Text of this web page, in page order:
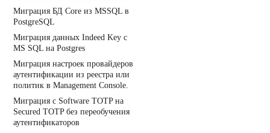
Миграция БД Core из MSSQL в
PostgreSQL
Миграция данных Indeed Key с
MS SQL на Postgres
Миграция настроек провайдеров
аутентификации из реестра или
политик в Management Console.
Миграция с Software TOTP на
Secured TOTP без переобучения
аутентификаторов